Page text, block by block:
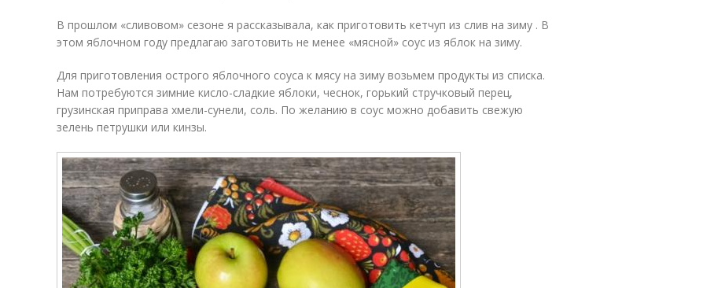
В прошлом «сливовом» сезоне я рассказывала, как приготовить кетчуп из слив на зиму . В
этом яблочном году предлагаю заготовить не менее «мясной» соус из яблок на зиму.
Для приготовления острого яблочного соуса к мясу на зиму возьмем продукты из списка.
Нам потребуются зимние кисло-сладкие яблоки, чеснок, горький стручковый перец,
грузинская приправа хмели-сунели, соль. По желанию в соус можно добавить свежую
зелень петрушки или кинзы.